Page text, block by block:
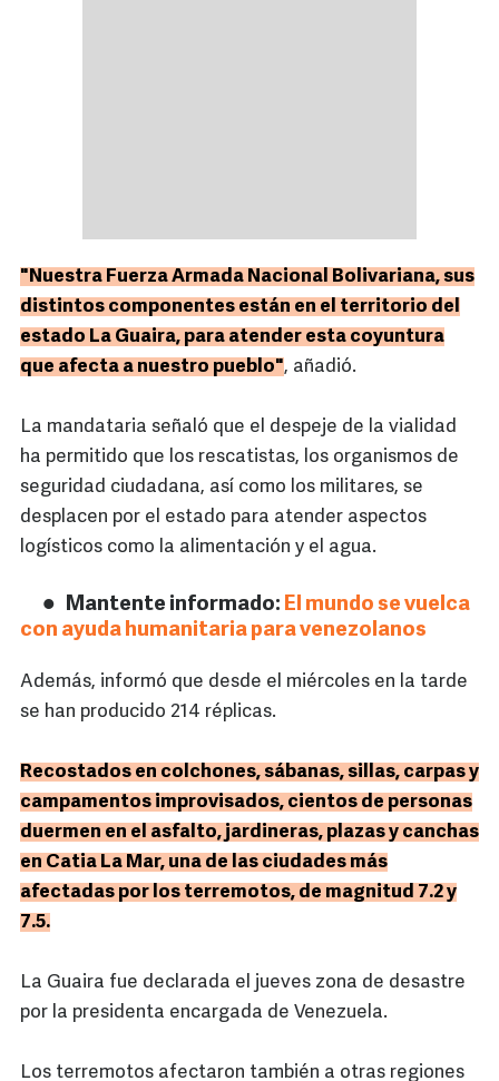
"Nuestra Fuerza Armada Nacional Bolivariana, sus
distintos componentes están en el territorio del
estado La Guaira, para atender esta coyuntura
que afecta a nuestro pueblo", añadió.
La mandataria señaló que el despeje de la vialidad
ha permitido que los rescatistas, los organismos de
seguridad ciudadana, así como los militares, se
desplacen por el estado para atender aspectos
logísticos como la alimentación y el agua.
Mantente informado: El mundo se vuelca
con ayuda humanitaria para venezolanos
Además, informó que desde el miércoles en la tarde
se han producido 214 réplicas.
Recostados en colchones, sábanas, sillas, carpas y
campamentos improvisados, cientos de personas
duermen en el asfalto, jardineras, plazas y canchas
en Catia La Mar, una de las ciudades más
afectadas por los terremotos, de magnitud 7.2 y
7.5.
La Guaira fue declarada el jueves zona de desastre
por la presidenta encargada de Venezuela.
Los terremotos afectaron también a otras regiones